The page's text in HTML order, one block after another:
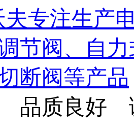
品质良好